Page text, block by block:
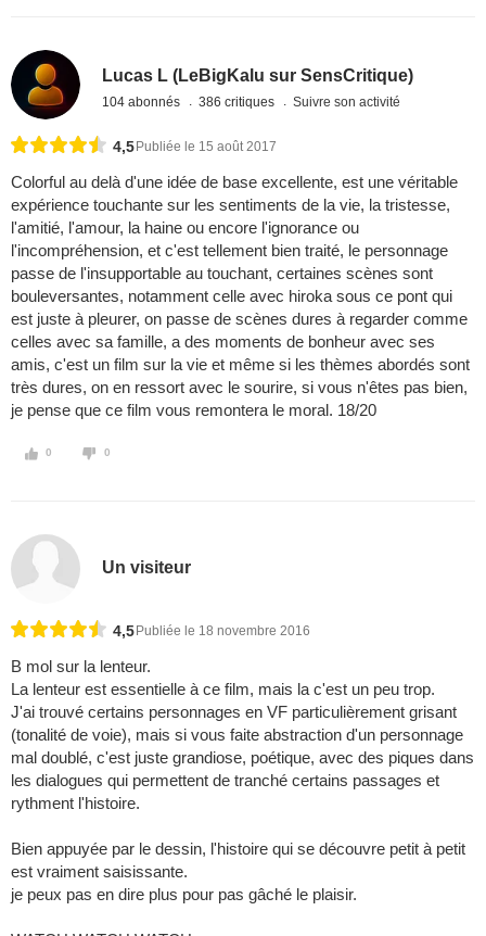
Lucas L (LeBigKalu sur SensCritique)
104 abonnés 386 critiques Suivre son activité
4,5 Publiée le 15 août 2017
Colorful au delà d'une idée de base excellente, est une véritable
expérience touchante sur les sentiments de la vie, la tristesse,
l'amitié, l'amour, la haine ou encore l'ignorance ou
l'incompréhension, et c'est tellement bien traité, le personnage
passe de l'insupportable au touchant, certaines scènes sont
bouleversantes, notamment celle avec hiroka sous ce pont qui
est juste à pleurer, on passe de scènes dures à regarder comme
celles avec sa famille, a des moments de bonheur avec ses
amis, c'est un film sur la vie et même si les thèmes abordés sont
très dures, on en ressort avec le sourire, si vous n'êtes pas bien,
je pense que ce film vous remontera le moral. 18/20
0 0
Un visiteur
4,5 Publiée le 18 novembre 2016
B mol sur la lenteur.
La lenteur est essentielle à ce film, mais la c'est un peu trop.
J'ai trouvé certains personnages en VF particulièrement grisant
(tonalité de voie), mais si vous faite abstraction d'un personnage
mal doublé, c'est juste grandiose, poétique, avec des piques dans
les dialogues qui permettent de tranché certains passages et
rythment l'histoire.
Bien appuyée par le dessin, l'histoire qui se découvre petit à petit
est vraiment saisissante.
je peux pas en dire plus pour pas gâché le plaisir.